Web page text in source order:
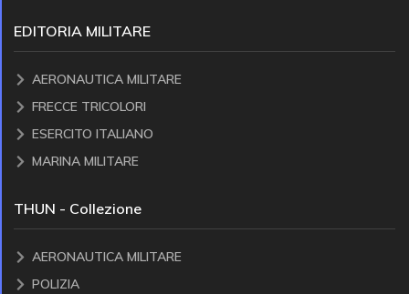
EDITORIA MILITARE
AERONAUTICA MILITARE
FRECCE TRICOLORI
ESERCITO ITALIANO
MARINA MILITARE
THUN - Collezione
AERONAUTICA MILITARE
POLIZIA